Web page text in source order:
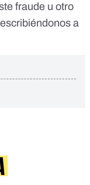
fraude u otro
a